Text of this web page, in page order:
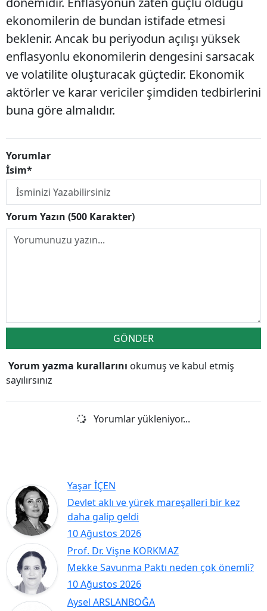
ekonomilerin de bundan istifade etmesi
beklenir. Ancak bu periyodun açılışı yüksek
enflasyonlu ekonomilerin dengesini sarsacak
ve volatilite oluşturacak güçtedir. Ekonomik
aktörler ve karar vericiler şimdiden tedbirlerini
buna göre almalıdır.
Yorumlar
İsim*
Yorum Yazın (500 Karakter)
GÖNDER
Yorum yazma kurallarını okumuş ve kabul etmiş
sayılırsınız
Yorumlar yükleniyor...
Yaşar İÇEN
10 Ağustos 2026
Devlet aklı ve yürek mareşalleri bir kez
daha galip geldi
Prof. Dr. Vişne KORKMAZ
10 Ağustos 2026
Mekke Savunma Paktı neden çok önemli?
Aysel ARSLANBOĞA